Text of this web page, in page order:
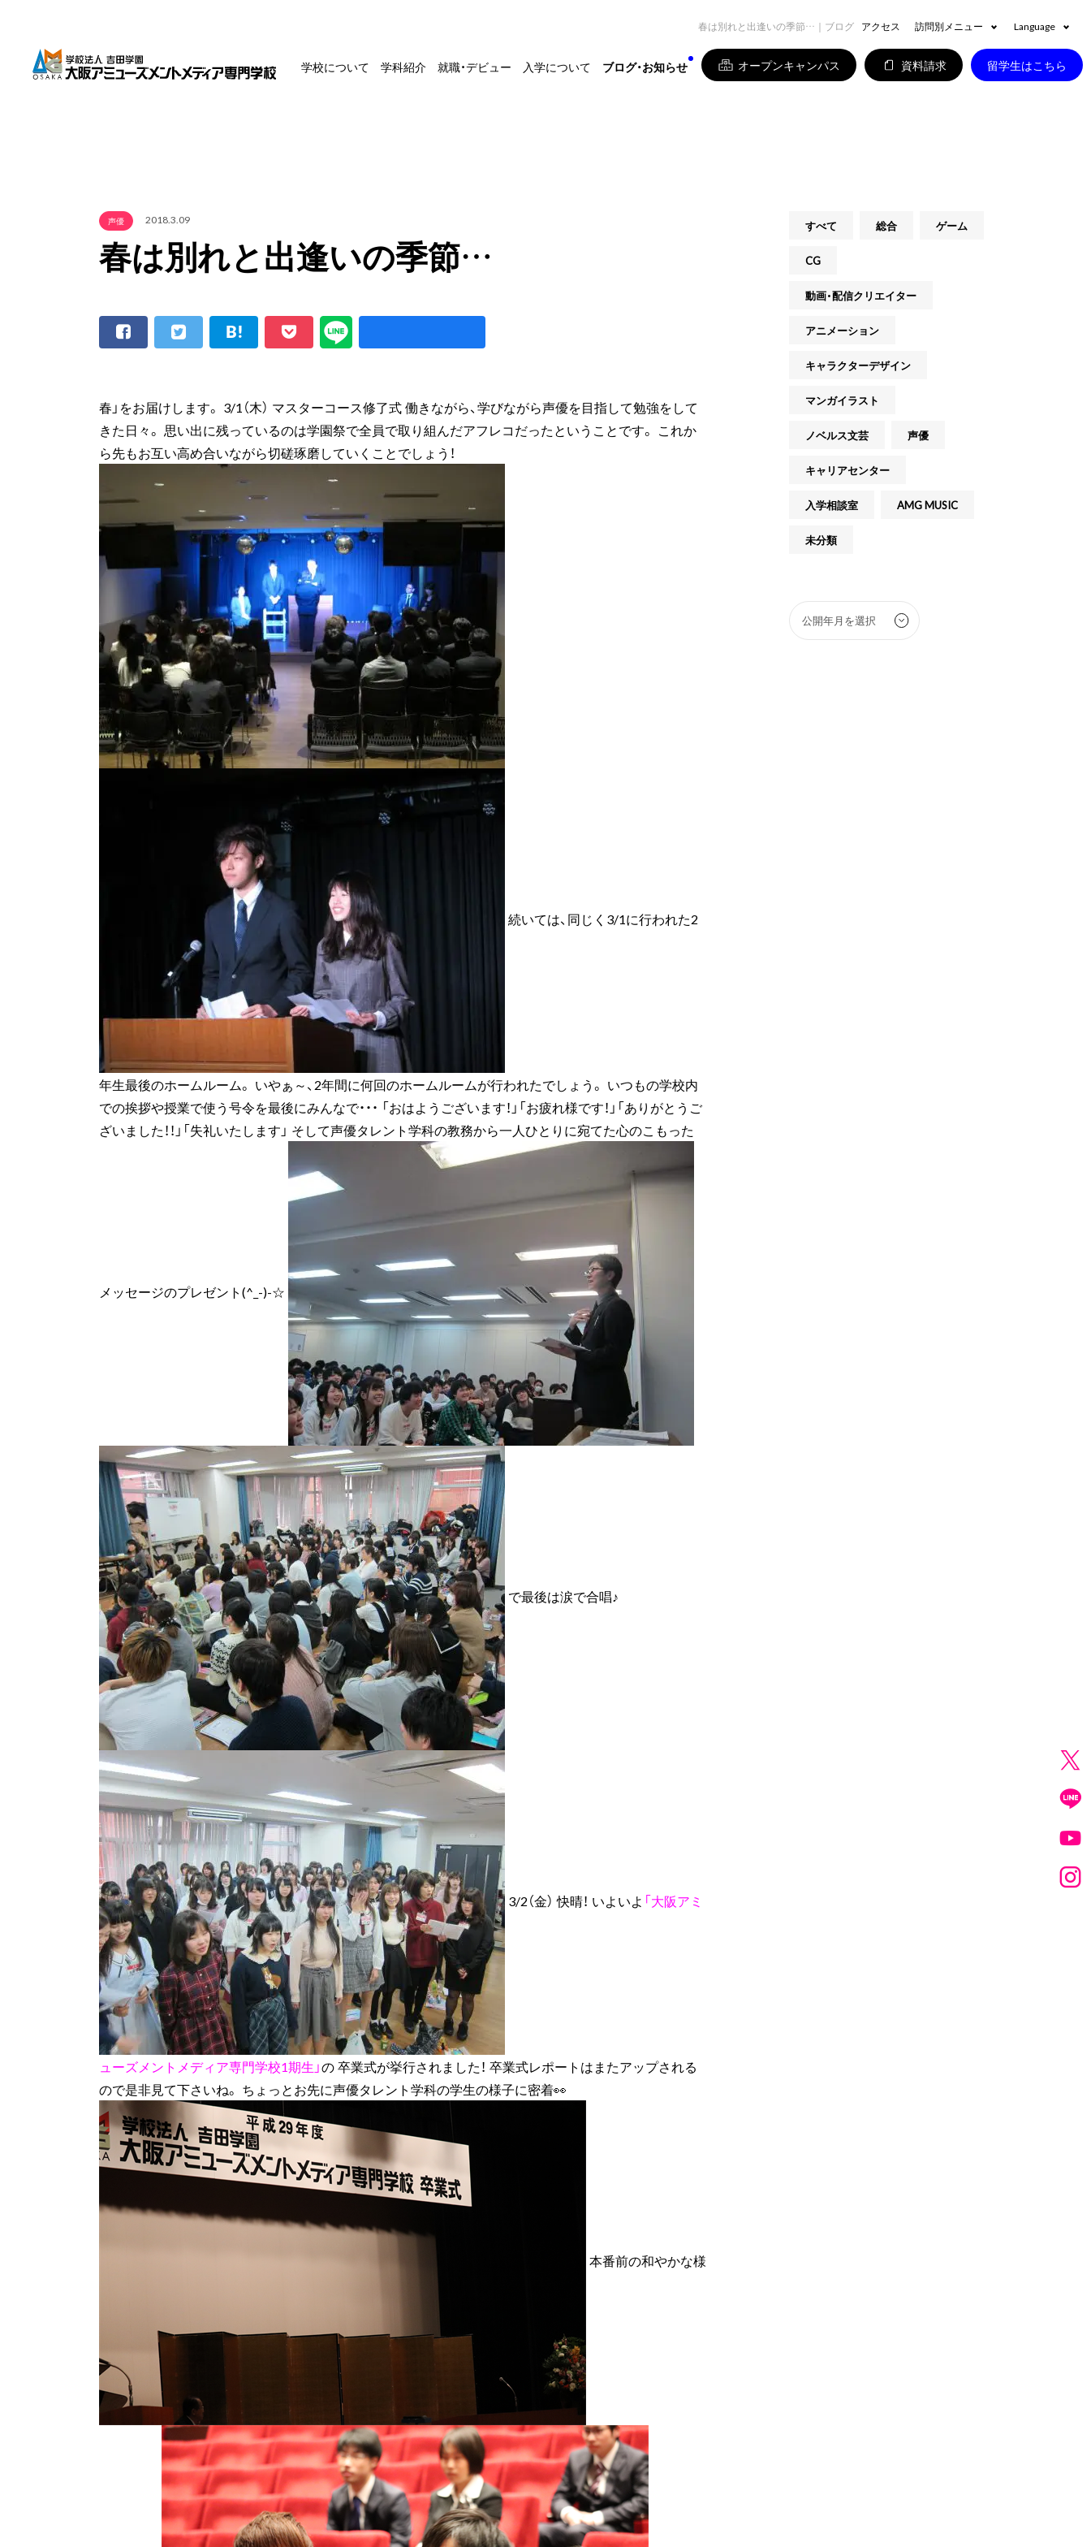
アクセス 訪問別メニュー Language
学校について 学科紹介 就職・デビュー 入学について ブログ・お知らせ オープンキャンパス 資料請求 留学生はこちら
春は別れと出逢いの季節…｜ブログ
声優 2018.3.09
春は別れと出逢いの季節…
春」をお届けします。 3/1（木） マスターコース修了式 働きながら、学びながら声優を目指して勉強をして
きた日々。 思い出に残っているのは学園祭で全員で取り組んだアフレコだったということです。 これか
ら先もお互い高め合いながら切磋琢磨していくことでしょう！
続いては、同じく3/1に行われた2
年生最後のホームルーム。 いやぁ～、2年間に何回のホームルームが行われたでしょう。 いつもの学校内
での挨拶や授業で使う号令を最後にみんなで・・・ 「おはようございます！」「お疲れ様です！」「ありがとうご
ざいました！！」「失礼いたします」 そして声優タレント学科の教務から一人ひとりに宛てた心のこもった
メッセージのプレゼント(^_-)-☆
で最後は涙で合唱♪
3/2（金） 快晴！ いよいよ 「大阪アミ
ューズメントメディア専門学校1期生」の 卒業式が挙行されました！ 卒業式レポートはまたアップされる
ので是非見て下さいね。 ちょっとお先に声優タレント学科の学生の様子に密着👀
本番前の和やかな様
すべて 総合 ゲーム
CG
動画・配信クリエイター
アニメーション
キャラクターデザイン
マンガイラスト
ノベルス文芸 声優
キャリアセンター
入学相談室 AMG MUSIC
未分類